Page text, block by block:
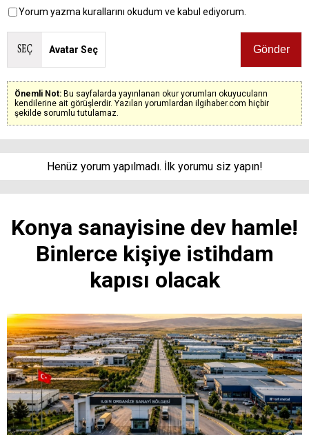
Yorum yazma kurallarını okudum ve kabul ediyorum.
Avatar Seç
Önemli Not: Bu sayfalarda yayınlanan okur yorumları okuyucuların
kendilerine ait görüşlerdir. Yazılan yorumlardan ilgihaber.com hiçbir
şekilde sorumlu tutulamaz.
Henüz yorum yapılmadı. İlk yorumu siz yapın!
Konya sanayisine dev hamle!
Binlerce kişiye istihdam
kapısı olacak